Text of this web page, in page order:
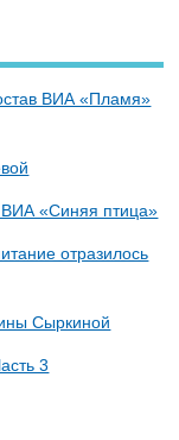
ВИА «Пламя»
ВИА «Синяя птица»
отразилось
Сыркиной
3